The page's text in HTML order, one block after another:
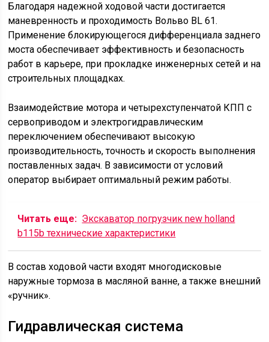
Благодаря надежной ходовой части достигается
маневренность и проходимость Вольво BL 61.
Применение блокирующегося дифференциала заднего
моста обеспечивает эффективность и безопасность
работ в карьере, при прокладке инженерных сетей и на
строительных площадках.
Взаимодействие мотора и четырехступенчатой КПП с
сервоприводом и электрогидравлическим
переключением обеспечивают высокую
производительность, точность и скорость выполнения
поставленных задач. В зависимости от условий
оператор выбирает оптимальный режим работы.
Читать еще: Экскаватор погрузчик new holland
b115b технические характеристики
В состав ходовой части входят многодисковые
наружные тормоза в масляной ванне, а также внешний
«ручник».
Гидравлическая система